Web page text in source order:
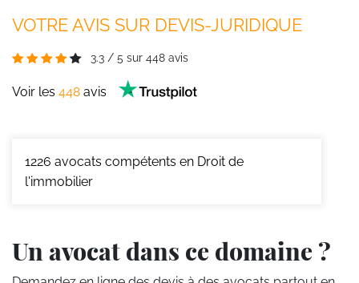
VOTRE AVIS SUR DEVIS-JURIDIQUE
3.3 / 5 sur 448 avis
Voir les 448 avis
1226 avocats compétents en Droit de
l'immobilier
Un avocat dans ce domaine ?